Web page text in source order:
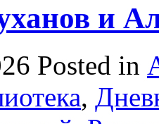
и
Posted in
,